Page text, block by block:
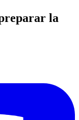
la